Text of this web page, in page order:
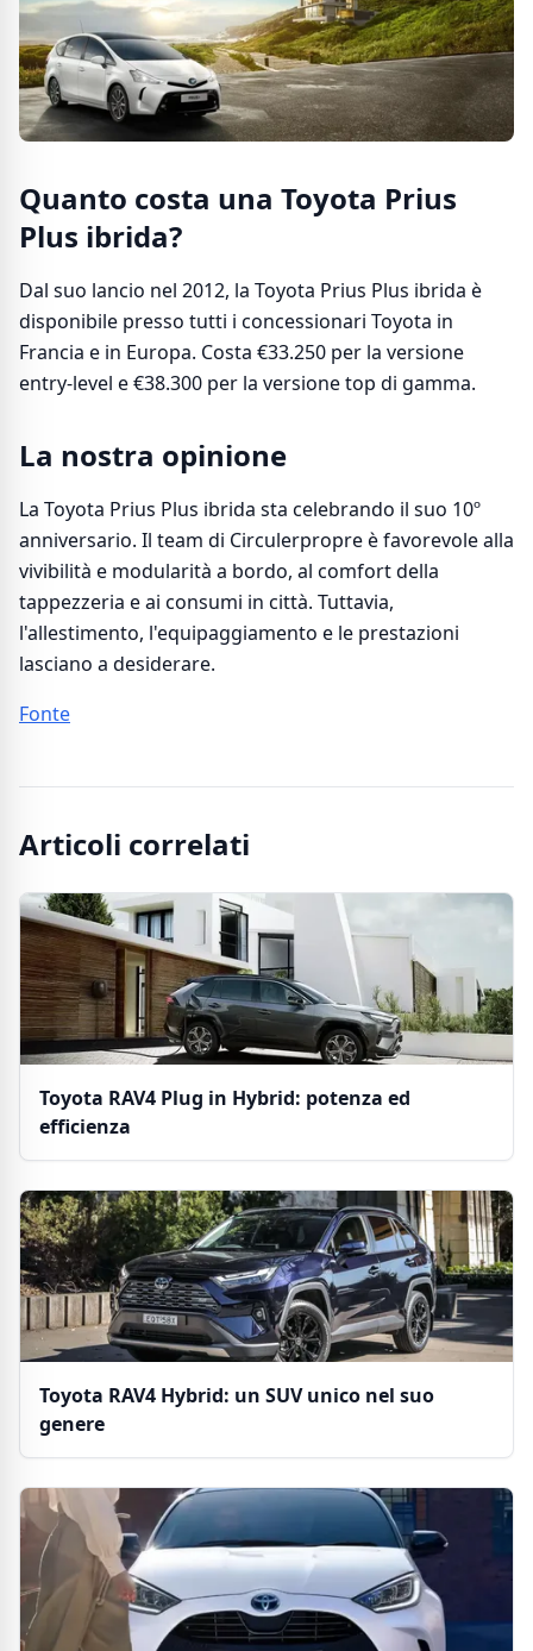
Quanto costa una Toyota Prius
Plus ibrida?
Dal suo lancio nel 2012, la Toyota Prius Plus ibrida è
disponibile presso tutti i concessionari Toyota in
Francia e in Europa. Costa €33.250 per la versione
entry-level e €38.300 per la versione top di gamma.
La nostra opinione
La Toyota Prius Plus ibrida sta celebrando il suo 10º
anniversario. Il team di Circulerpropre è favorevole alla
vivibilità e modularità a bordo, al comfort della
tappezzeria e ai consumi in città. Tuttavia,
l'allestimento, l'equipaggiamento e le prestazioni
lasciano a desiderare.
Fonte
Articoli correlati
Toyota RAV4 Plug in Hybrid: potenza ed
efficienza
Toyota RAV4 Hybrid: un SUV unico nel suo
genere